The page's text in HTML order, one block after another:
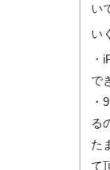
い
い
・
で
・
る
た
て